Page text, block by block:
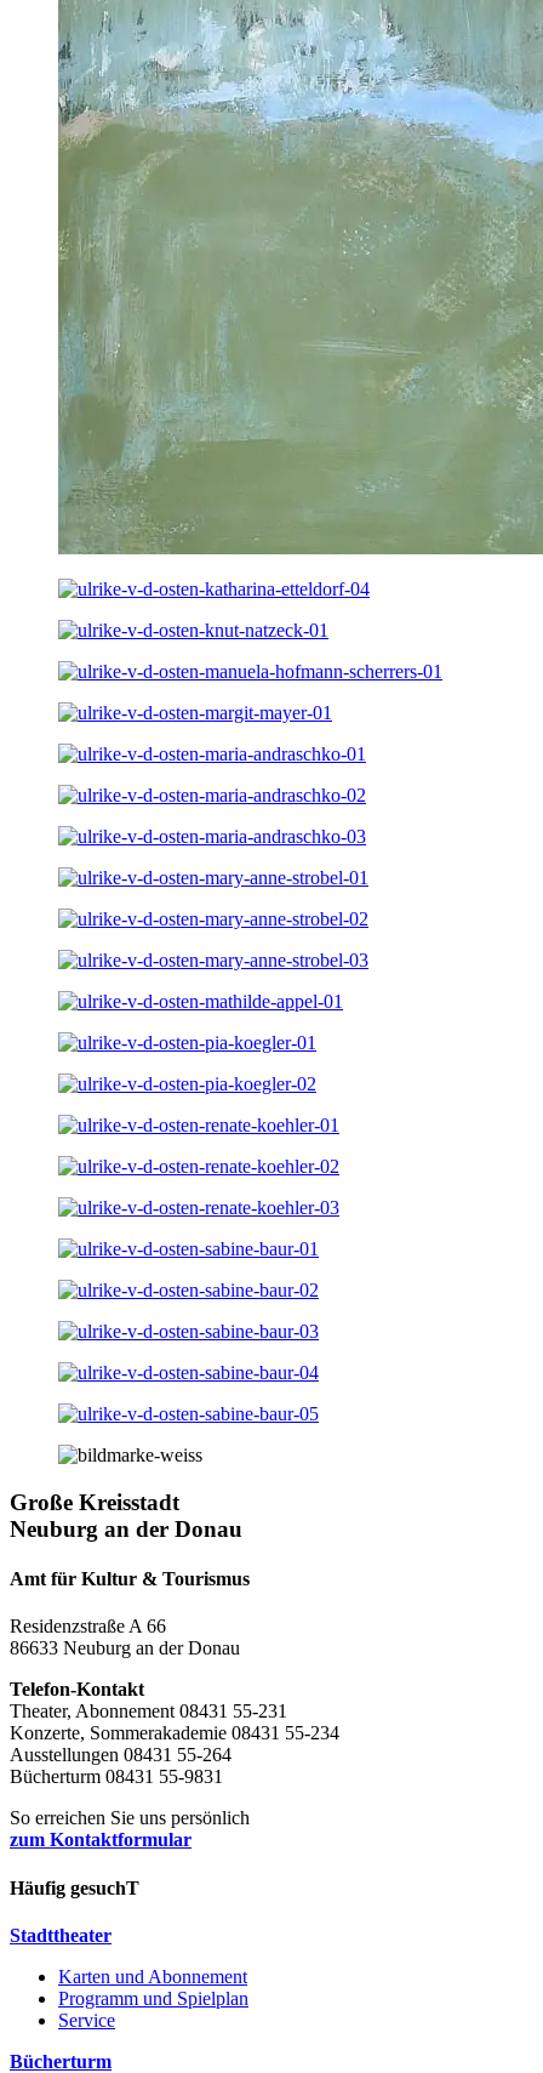
Große Kreisstadt
Neuburg an der Donau
Amt für Kultur & Tourismus
Residenzstraße A 66
86633 Neuburg an der Donau
Telefon-Kontakt
Theater, Abonnement 08431 55-231
Konzerte, Sommerakademie 08431 55-234
Ausstellungen 08431 55-264
Bücherturm 08431 55-9831
So erreichen Sie uns persönlich
zum Kontaktformular
Häufig gesuchT
Stadttheater
Karten und Abonnement
Programm und Spielplan
Service
Bücherturm